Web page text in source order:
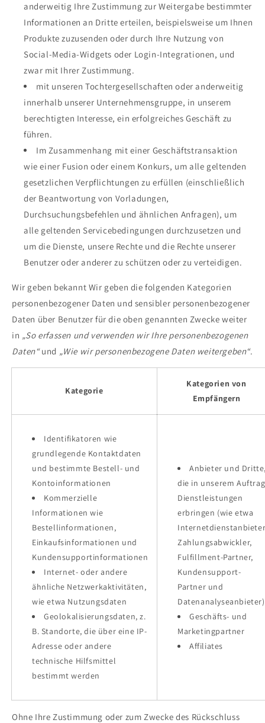
anderweitig Ihre Zustimmung zur Weitergabe bestimmter
Informationen an Dritte erteilen, beispielsweise um Ihnen
Produkte zuzusenden oder durch Ihre Nutzung von
Social-Media-Widgets oder Login-Integrationen, und
zwar mit Ihrer Zustimmung.
mit unseren Tochtergesellschaften oder anderweitig
innerhalb unserer Unternehmensgruppe, in unserem
berechtigten Interesse, ein erfolgreiches Geschäft zu
führen.
Im Zusammenhang mit einer Geschäftstransaktion
wie einer Fusion oder einem Konkurs, um alle geltenden
gesetzlichen Verpflichtungen zu erfüllen (einschließlich
der Beantwortung von Vorladungen,
Durchsuchungsbefehlen und ähnlichen Anfragen), um
alle geltenden Servicebedingungen durchzusetzen und
um die Dienste, unsere Rechte und die Rechte unserer
Benutzer oder anderer zu schützen oder zu verteidigen.
Wir geben bekannt Wir geben die folgenden Kategorien
personenbezogener Daten und sensibler personenbezogener
Daten über Benutzer für die oben genannten Zwecke weiter
in „So erfassen und verwenden wir Ihre personenbezogenen
Daten“und „Wie wir personenbezogene Daten weitergeben“.
Kategorie
Kategorien von
Empfängern
Identifikatoren wie
grundlegende Kontaktdaten
und bestimmte Bestell- und
Kontoinformationen
Kommerzielle
Informationen wie
Bestellinformationen,
Einkaufsinformationen und
Kundensupportinformationen
Internet- oder andere
ähnliche Netzwerkaktivitäten,
wie etwa Nutzungsdaten
Geolokalisierungsdaten, z.
B. Standorte, die über eine IP-
Adresse oder andere
technische Hilfsmittel
bestimmt werden
Anbieter und
die in unserem Auftrag
Dienstleistungen
erbringen (wie etwa
Zahlungsabwickler,
Fulfillment-Partner,
Kundensupport-
Partner und
Datenanalyseanbieter)
Geschäfts- und
Marketingpartner
Affiliates
Ohne Ihre Zustimmung oder zum Zwecke des Rückschluss